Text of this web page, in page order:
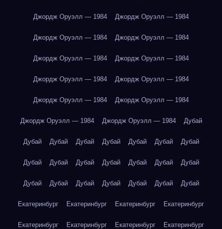
Джордж Оруэлл — 1984 Джордж Оруэлл — 1984
Джордж Оруэлл — 1984 Джордж Оруэлл — 1984
Джордж Оруэлл — 1984 Джордж Оруэлл — 1984
Джордж Оруэлл — 1984 Джордж Оруэлл — 1984
Джордж Оруэлл — 1984 Джордж Оруэлл — 1984
Джордж Оруэлл — 1984 Джордж Оруэлл — 1984 Дубай
Дубай Дубай Дубай Дубай Дубай Дубай Дубай
Дубай Дубай Дубай Дубай Дубай Дубай Дубай
Дубай Дубай Дубай Дубай Дубай Дубай Дубай
Екатеринбург Екатеринбург Екатеринбург Екатеринбург
Екатеринбург Екатеринбург Екатеринбург Екатеринбург